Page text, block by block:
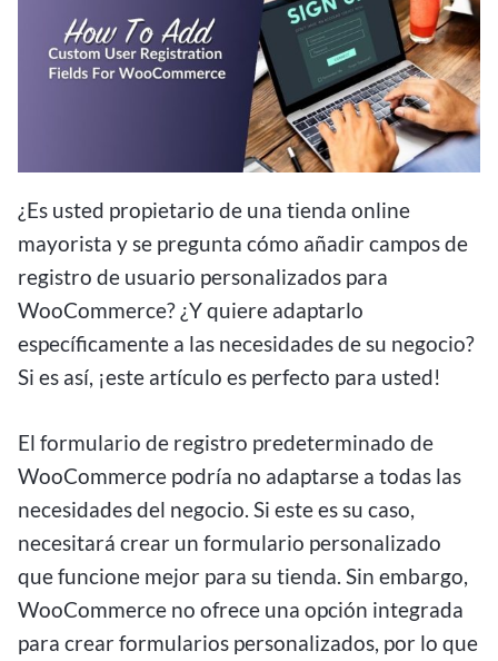
¿Es usted propietario de una tienda online
mayorista y se pregunta cómo añadir campos de
registro de usuario personalizados para
WooCommerce? ¿Y quiere adaptarlo
específicamente a las necesidades de su negocio?
Si es así, ¡este artículo es perfecto para usted!
El formulario de registro predeterminado de
WooCommerce podría no adaptarse a todas las
necesidades del negocio. Si este es su caso,
necesitará crear un formulario personalizado
que funcione mejor para su tienda. Sin embargo,
WooCommerce no ofrece una opción integrada
para crear formularios personalizados, por lo que